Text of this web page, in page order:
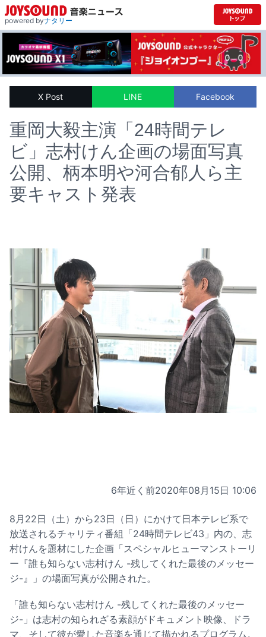
powered byナタリー
X Post LINE Facebook
重岡大毅主演「24時間テレ
ビ」志村けん企画の場面写真
公開、柄本明や河合郁人ら主
要キャスト発表
6年近く前2020年08月15日 10:06
8月22日（土）から23日（日）にかけて日本テレビ系で
放送されるチャリティ番組「24時間テレビ43」内の、志
村けんを題材にした企画「スペシャルヒューマンストーリ
ー『誰も知らない志村けん -残してくれた最後のメッセー
ジ-』」の場面写真が公開された。
「誰も知らない志村けん -残してくれた最後のメッセー
ジ-」は志村の知られざる素顔がドキュメント映像、ドラ
マ、そして彼が愛した音楽を通じて描かれるプログラム。